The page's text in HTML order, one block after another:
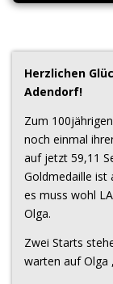
Herzlichen
Adendorf!
Zum
noch einmal
auf jetzt 59,11
Goldmedaille ist
es muss wohl
Olga.
Zwei Starts
warten auf Olga